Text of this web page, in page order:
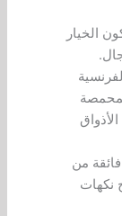
الخيار
من
نكهات